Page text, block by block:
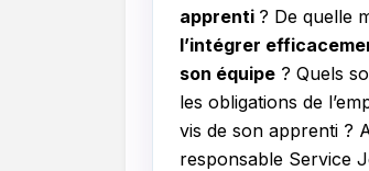
apprenti ? De quelle
l’intégrer
son équipe ? Quels
les obligations de
vis de son apprenti ?
responsable Service